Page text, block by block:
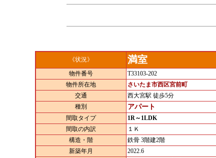
《状況》 満室
物件番号 T33103-202
物件所在地
さいたま市西区宮前町
交通
西大宮駅 徒歩5分
種別 アパート
間取タイプ
1R～1LDK
間取の内訳
１Ｋ
構造・階
鉄骨 3階建2階
新築年月
2022.6